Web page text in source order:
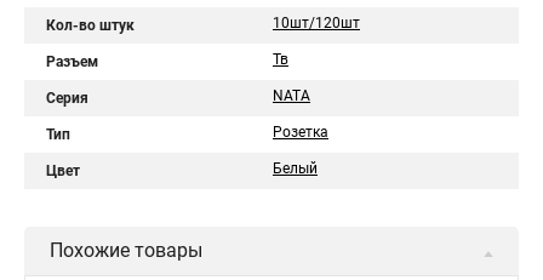
Кол-во штук 10шт/120шт
Разъем Тв
Серия NATA
Тип Розетка
Цвет Белый
Похожие товары